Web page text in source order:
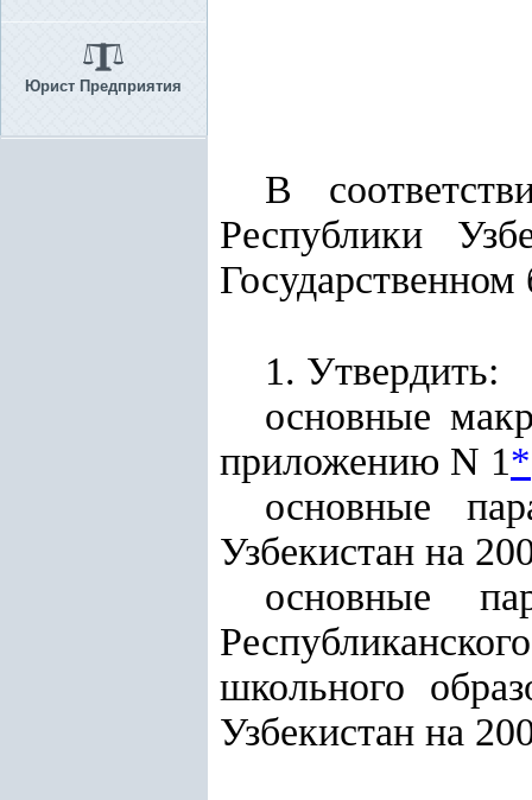
Юрист Предприятия
В
Республики
1. Утвердить:
основные
приложению N 1*
основные
Узбекистан на
основные
школьного
Узбекистан на